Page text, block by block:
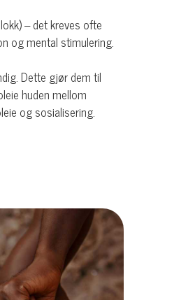
– det kreves ofte
og mental stimulering.
Dette gjør dem til
huden mellom
og sosialisering.